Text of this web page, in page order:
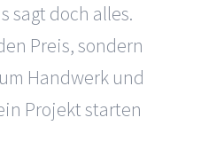
sagt doch alles.
Preis, sondern
Handwerk und
Projekt starten